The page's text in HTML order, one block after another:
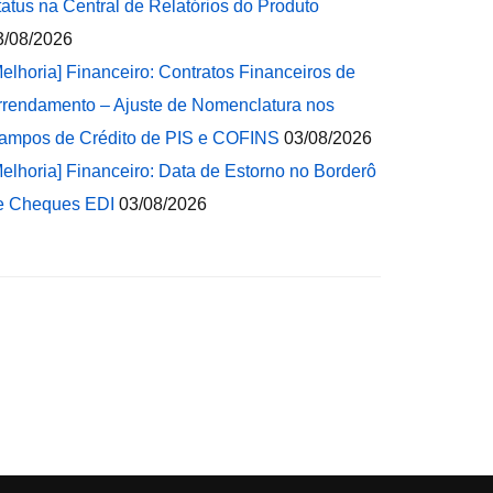
na Central de Relatórios do Produto
08/2026
Financeiro: Contratos Financeiros de
– Ajuste de Nomenclatura nos
de Crédito de PIS e COFINS 03/08/2026
Financeiro: Data de Estorno no Borderô
Cheques EDI 03/08/2026